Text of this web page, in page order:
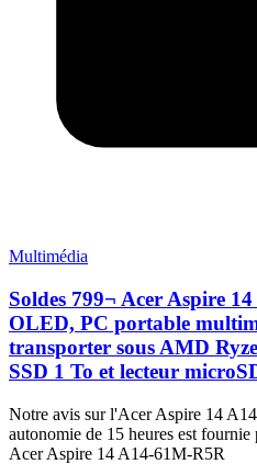
Multimédia
Soldes 799¬ Acer Aspire
OLED, PC portable
transporter sous AMD
SSD 1 To et lecteur
Notre avis sur l'Acer Aspire 14
autonomie de 15 heures est
Acer Aspire 14 A14-61M-R5R